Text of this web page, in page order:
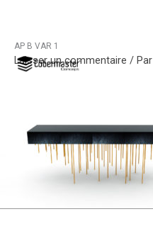
AllerAP B VAR 1
Laisser un commentaire / Par